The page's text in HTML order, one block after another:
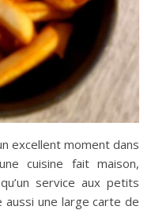
excellent moment dans
cuisine fait maison,
service aux petits
aussi une large carte de